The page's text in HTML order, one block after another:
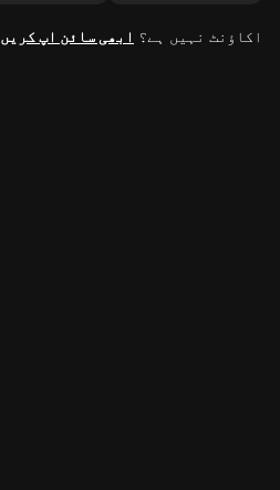
اکاؤنٹ نہیں ہے؟ ابھی سائن اپ کریں